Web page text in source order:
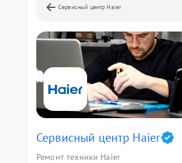
Сервисный центр Haier
Сервисный центр Haier
Ремонт техники Haier